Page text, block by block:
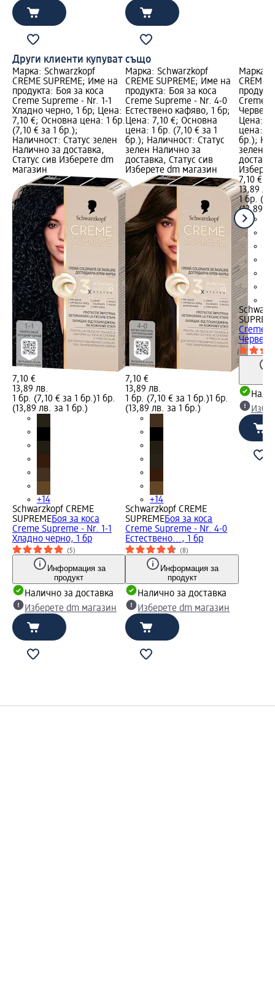
Други клиенти купуват също
Марка: Schwarzkopf
CREME SUPREME; Име на
продукта: Боя за коса
Creme Supreme - Nr. 1-1
Хладно черно, 1 бр; Цена:
7,10 €; Основна цена: 1 бр.
(7,10 € за 1 бр.);
Наличност: Статус зелен
Налично за доставка,
Статус сив Изберете dm
магазин
7,10 €
13,89 лв.
1 бр. (7,10 € за 1 бр.)1 бр.
(13,89 лв. за 1 бр.)
+14
Schwarzkopf CREME
SUPREMEБоя за коса
Creme Supreme - Nr. 1-1
Хладно черно, 1 бр
(5)
Информация за
продукт
Налично за доставка
Изберете dm магазин
Марка: Schwarzkopf
CREME SUPREME; Име на
продукта: Боя за коса
Creme Supreme - Nr. 4-0
Естествено кафяво, 1 бр;
Цена: 7,10 €; Основна
цена: 1 бр. (7,10 € за 1
бр.); Наличност: Статус
зелен Налично за
доставка, Статус сив
Изберете dm магазин
7,10 €
13,89 лв.
1 бр. (7,10 € за 1 бр.)1 бр.
(13,89 лв. за 1 бр.)
+14
Schwarzkopf CREME
SUPREMEБоя за коса
Creme Supreme - Nr. 4-0
Естествено..., 1 бр
(8)
Информация за
продукт
Налично за доставка
Изберете dm магазин
Марка:
CREME
Creme
Цена:
цена: 1
бр.);
зелен
7,10 €
13,89 лв.
1 бр.
(13,89
Creme